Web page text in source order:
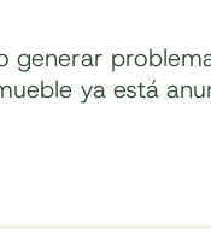
generar
ya está